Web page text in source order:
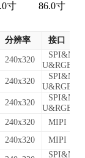
寸 86.0寸
分辨率 接口
240x320
SPI&MC
U&RGB
240x320
SPI&MC
U&RGB
240x320
SPI&MC
U&RGB
240x320
MIPI
240x320
MIPI
SPI&MC